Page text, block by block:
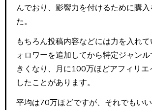
んでおり、影響力を付けるために購
た。
もちろん投稿内容などには力を入れ
ォロワーを追加してから特定ジャン
きくなり、月に100万ほどアフィリエ
したことがあります。
平均は70万ほどですが、それでもいい